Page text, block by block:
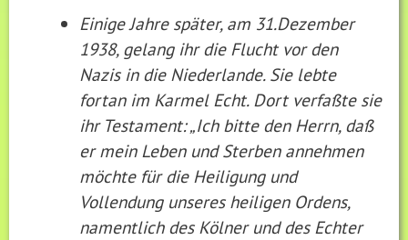
Einige Jahre später, am 31.Dezember
1938, gelang ihr die Flucht vor den
Nazis in die Niederlande. Sie lebte
fortan im Karmel Echt. Dort verfaßte sie
ihr Testament: „Ich bitte den Herrn, daß
er mein Leben und Sterben annehmen
möchte für die Heiligung und
Vollendung unseres heiligen Ordens,
namentlich des Kölner und des Echter